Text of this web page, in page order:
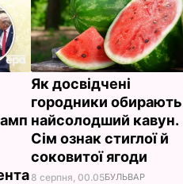
Як досвідчені
городники обирають
найсолодший кавун.
Сім ознак стиглої й
соковитої ягоди
8 серпня, 00.05БУЛЬВАР